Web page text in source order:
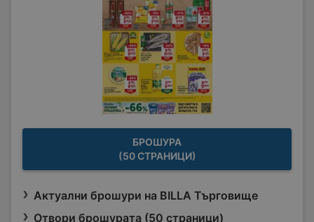
БРОШУРА
(50 СТРАНИЦИ)
Актуални брошури на BILLA Търговище
Отвори брошурата (50 страници)